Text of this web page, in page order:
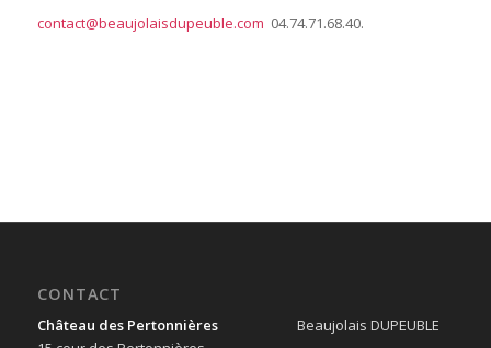
contact@beaujolaisdupeuble.com 04.74.71.68.40.
CONTACT
Château des Pertonnières
Beaujolais DUPEUBLE